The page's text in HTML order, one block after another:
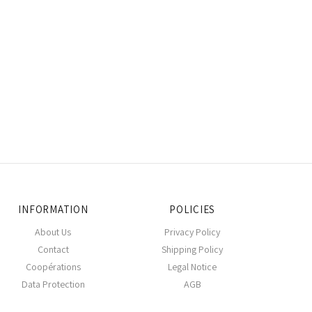
INFORMATION
About Us
Contact
Coopérations
Data Protection
POLICIES
Privacy Policy
Shipping Policy
Legal Notice
AGB